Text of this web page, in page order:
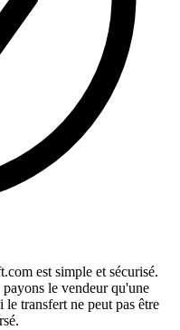
est simple et sécurisé.
le vendeur qu'une
transfert ne peut pas être